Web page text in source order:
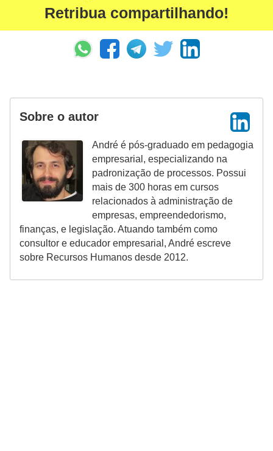
Retribua compartilhando!
Sobre o autor
André é pós-graduado em pedagogia
empresarial, especializando na
padronização de processos. Possui
mais de 300 horas em cursos
relacionados à administração de
empresas, empreendedorismo,
finanças, e legislação. Atuando também como
consultor e educador empresarial, André escreve
sobre Recursos Humanos desde 2012.
r
1
0
M
T
e
c